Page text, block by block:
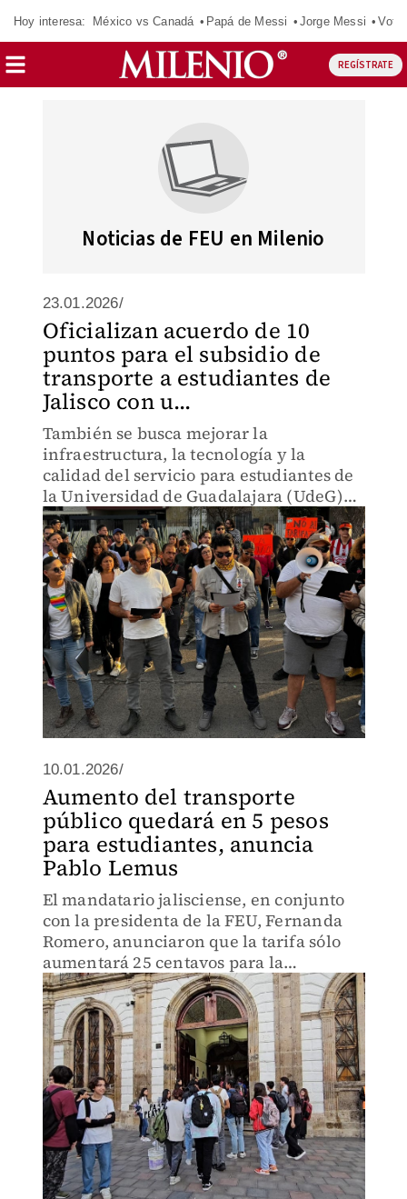
Hoy interesa: México vs Canadá Papá de Messi Jorge Messi
REGÍSTRATE
Noticias de FEU en Milenio
23.01.2026/
Oficializan acuerdo de 10
puntos para el subsidio de
transporte a estudiantes de
Jalisco con u...
También se busca mejorar la
infraestructura, la tecnología y la
calidad del servicio para estudiantes de
la Universidad de Guadalajara (UdeG)
en todas sus regiones.
10.01.2026/
Aumento del transporte
público quedará en 5 pesos
para estudiantes, anuncia
Pablo Lemus
El mandatario jalisciense, en conjunto
con la presidenta de la FEU, Fernanda
Romero, anunciaron que la tarifa sólo
aumentará 25 centavos para la
comunidad estudiantil de Jalisco